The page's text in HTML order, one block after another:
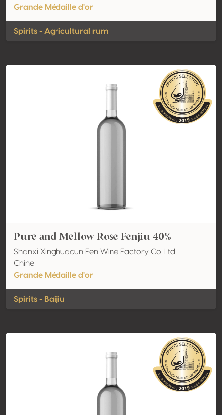
Grande Médaille d'or
Spirits - Agricultural rum
Pure and Mellow Rose Fenjiu 40%
Shanxi Xinghuacun Fen Wine Factory Co. Ltd.
Chine
Grande Médaille d'or
Spirits - Baijiu